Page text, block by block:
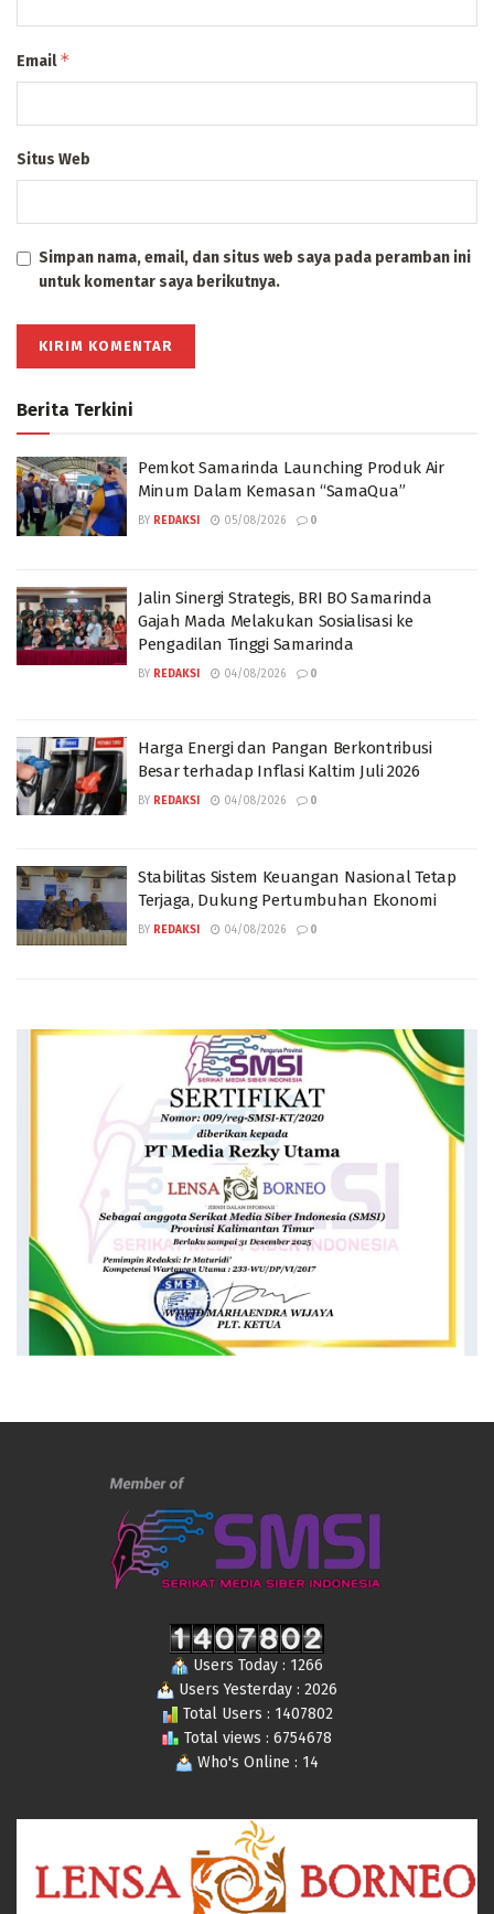
Email*
Situs Web
Simpan nama, email, dan situs web saya pada peramban ini
untuk komentar saya berikutnya.
Berita Terkini
Pemkot Samarinda Launching Produk Air
Minum Dalam Kemasan “SamaQua”
BY REDAKSI 05/08/2026 0
Jalin Sinergi Strategis, BRI BO Samarinda
Gajah Mada Melakukan Sosialisasi ke
Pengadilan Tinggi Samarinda
BY REDAKSI 04/08/2026 0
Harga Energi dan Pangan Berkontribusi
Besar terhadap Inflasi Kaltim Juli 2026
BY REDAKSI 04/08/2026 0
Stabilitas Sistem Keuangan Nasional Tetap
Terjaga, Dukung Pertumbuhan Ekonomi
BY REDAKSI 04/08/2026 0
Users Today : 1266
Users Yesterday : 2026
Total Users : 1407802
Total views : 6754678
Who's Online : 14